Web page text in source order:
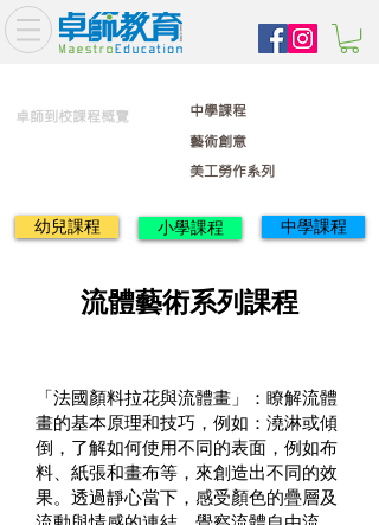
卓師到校課程概覽
藝術創意
美工勞作系列
中學課程
幼兒課程 小學課程 中學課程
「法國顏料拉花與流體畫」：瞭解流體
畫的基本原理和技巧，例如：澆淋或傾
倒，了解如何使用不同的表面，例如布
料、紙張和畫布等，來創造出不同的效
果。透過靜心當下，感受顏色的疊層及
流體藝術系列課程